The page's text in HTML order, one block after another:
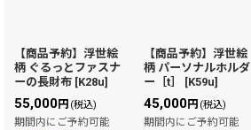
絞り込む
【商品予約】浮世絵
柄 ぐるっとファスナ
ーの長財布 [K28u]
55,000円 (税込)
期間内にご予約可能
【商品予約】浮世絵
柄 パーソナルホルダ
ー［t］
[K59u]
45,000円 (税込)
期間内にご予約可能